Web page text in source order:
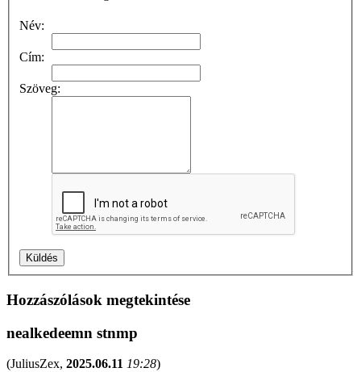
Név:
Cím:
Szöveg:
Hozzászólások megtekintése
nealkedeemn stnmp
(JuliusZex, 2025.06.11 19:28)